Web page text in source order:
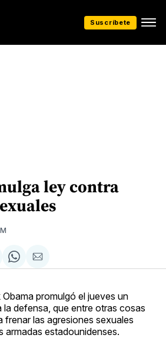
Suscríbete
ley contra
Share
on
Compartir
via
promulgó el jueves un
defensa, que entre otras cosas
frenar las agresiones sexuales
armadas estadounidenses.